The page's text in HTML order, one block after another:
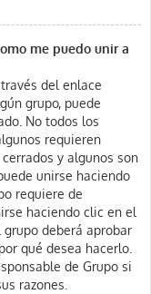
me puedo unir a
del enlace
grupo, puede
No todos los
requieren
y algunos son
unirse haciendo
requiere de
haciendo clic en el
deberá aprobar
qué desea hacerlo.
de Grupo si
razones.